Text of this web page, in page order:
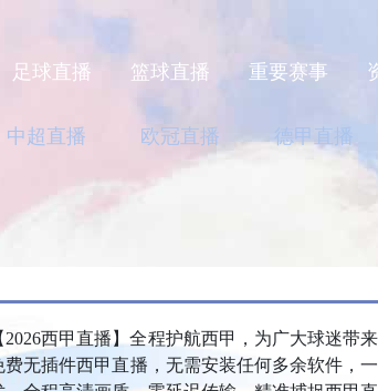
足球直播 篮球直播 重要赛事
中超直播 欧冠直播 德甲直播
2026西甲直播】全程护航西甲，为广大球迷带
费无插件西甲直播，无需安装任何多余软件，